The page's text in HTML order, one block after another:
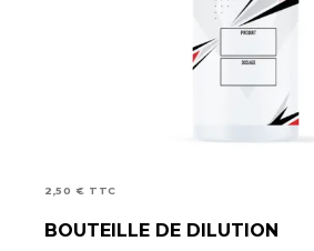
2,50€ TTC
AJOUTER AU PANIER
BOUTEILLE DE DILUTION